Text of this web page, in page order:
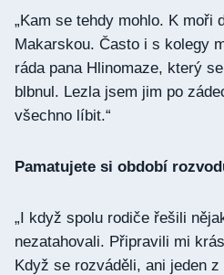
„Kam se tehdy mohlo. K moři
Makarskou. Často i s kolegy
ráda pana Hlinomaze, který
blbnul. Lezla jsem jim po
všechno líbit.“
Pamatujete si období
„I když spolu rodiče řešili
nezatahovali. Připravili mi
Když se rozváděli, ani jeden z